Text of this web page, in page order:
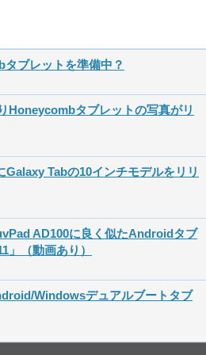
ブレットを準備中？
Honeycombタブレットの写真がリ
Tabの10インチモデルをリリ
AD100に良く似たAndroidタブ
」（動画あり）
Windowsデュアルブートタブ